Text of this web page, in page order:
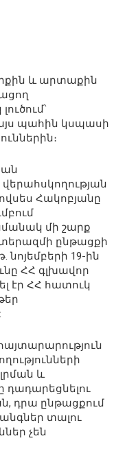
և արտաքին
պահին կսպասի
Հակոբյանը
մի շարք
ընթացքի
նոյեմբերի 19-ին
ՀՀ գլխավոր
էր ՀՀ հատուկ
և
դադարեցնելու
դրա ընթացքում
տալու
չեն